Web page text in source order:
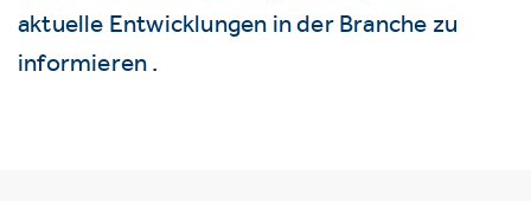
aktuelle Entwicklungen in der Branche zu
informieren .